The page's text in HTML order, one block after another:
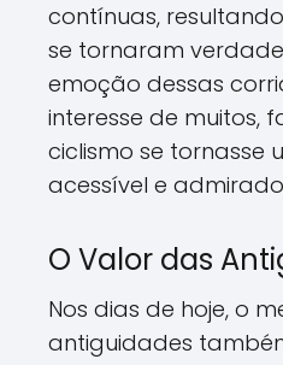
contínuas,
se tornaram
emoção dessas
interesse de muitos,
ciclismo se tornasse
acessível e
O Valor das
Nos dias de hoje, o
antiguidades